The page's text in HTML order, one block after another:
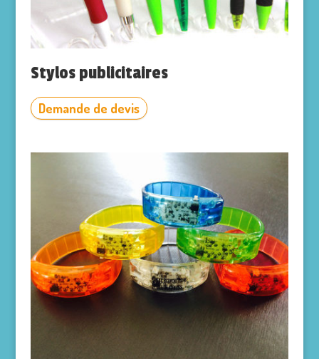
Stylos publicitaires
Demande de devis